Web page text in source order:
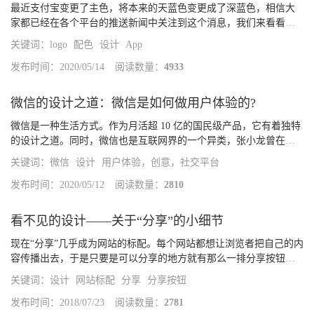
最近支付宝变更了主色，将本来的天蓝色变更成了深蓝色，相信大
家都已经在各个平台的推送新闻中关注到这个消息，我们来看看色
彩的对比。一、支付宝色彩改版的分析要先从年初支付宝举办的合
作伙伴大会说起，蚂蚁金服CEO在会中宣布了要将支付宝升级成生
活开放平台...
关键词： logo 配色 设计 App
发布时间：2020/05/14 阅读数量： 4933
微信的设计之道：微信是如何做用户体验的?
微信是一种生活方式。作为月活超 10 亿的国民级产品，它有着独特
的设计之道。同时，微信也是互联网界的一个异类，张小龙曾在微
信公开课上回应道：「我们只是守住了做一个好产品的底线，居然
就与众不同了」。好产品自然是体验和价值至上。下面就为大家解
读微信...
关键词： 微信 设计 用户体验，创意，社交平台
发布时间：2020/05/12 阅读数量： 2810
看不见的设计——关于“分享”的小细节
现在“分享”几乎成为网站的标配。每个网站都想让浏览者把自己的内
容传播出去，于是只要是可以分享的地方就有那么一排分享按钮，
甚至每张图片每个评论都有分享按钮。但是“分享”可不只是做一排按
钮那么简单，它背后藏着很多细节分享的主体分享，就是我要把这...
关键词： 设计 网站标配 分享 分享按钮
发布时间：2018/07/23 阅读数量： 2781